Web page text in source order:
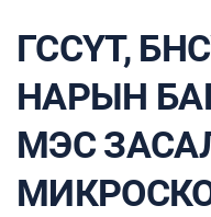
ГССҮТ,
НАРЫН
МЭС